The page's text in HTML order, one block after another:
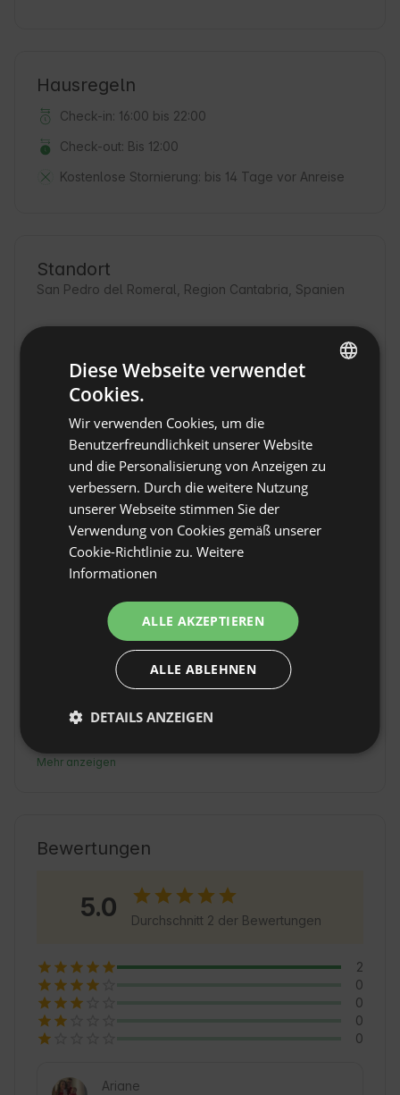
Hausregeln
Check-in: 16:00 bis 22:00
Check-out: Bis 12:00
Kostenlose Stornierung: bis 14 Tage vor Anreise
Standort
San Pedro del Romeral, Region Cantabria, Spanien
Villa Brenagudina -
Pasiega Cottage mit
beheiztem
Schwimmbad in San
Pedro del Romeral
Original anzeigen
Villa Brenagudina - Cabaña Pasiega mit
beheiztem Pool in San Pedro del Romeral
Dieses gemütliche Ferienhaus verbindet
sich durch seine ländliche Atmosphäre und
Pasiega-Kultur verbunden ist, ideal für
nachhaltigen Tourismus und Entspannung. Die
Gäste können die nahe gelegenen Wanderwege
dieses Dorf zu einem hervorragenden
Ausgangspunkt für die Erkundung der Region
macht.
Mehr anzeigen
Bewertungen
5.0 Durchschnitt 2 der Bewertungen
2
0
0
0
0
Ariane
GERMAN
Diese Webseite verwendet
Cookies.
Wir verwenden Cookies, um die
Benutzerfreundlichkeit unserer Website
und die Personalisierung von Anzeigen zu
verbessern. Durch die weitere Nutzung
unserer Webseite stimmen Sie der
Verwendung von Cookies gemäß unserer
Cookie-Richtlinie zu. Weitere
Informationen
ALLE AKZEPTIEREN
ALLE ABLEHNEN
DETAILS ANZEIGEN